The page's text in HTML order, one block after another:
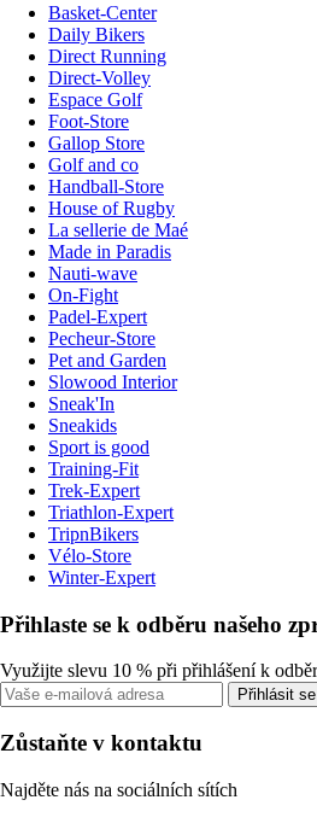
Basket-Center
Daily Bikers
Direct Running
Direct-Volley
Espace Golf
Foot-Store
Gallop Store
Golf and co
Handball-Store
House of Rugby
La sellerie de Maé
Made in Paradis
Nauti-wave
On-Fight
Padel-Expert
Pecheur-Store
Pet and Garden
Slowood Interior
Sneak'In
Sneakids
Sport is good
Training-Fit
Trek-Expert
Triathlon-Expert
TripnBikers
Vélo-Store
Winter-Expert
Přihlaste se k odběru našeho
Využijte slevu 10 % při přihlášení k
Přihlásit
Zůstaňte v kontaktu
Najděte nás na sociálních sítích